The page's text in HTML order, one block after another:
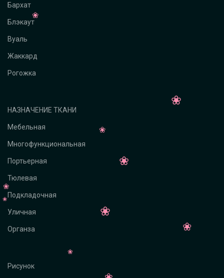
Бархат
Блэкаут
Вуаль
Жаккард
Рогожка
НАЗНАЧЕНИЕ ТКАНИ
Мебельная
Многофункциональная
Портьерная
Тюлевая
Подкладочная
Уличная
Органза
Рисунок